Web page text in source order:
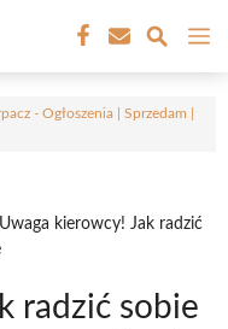
- Ogłoszenia | Sprzedam |
Uwaga kierowcy! Jak radzić
radzić sobie